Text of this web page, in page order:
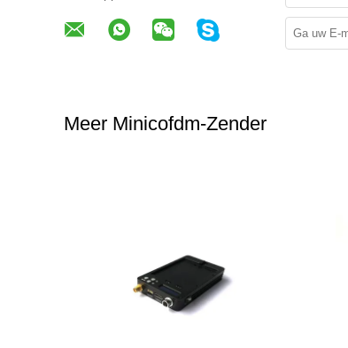
Meer Minicofdm-Zender